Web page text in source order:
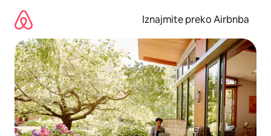
sadržaj
Iznajmite preko Airbnba